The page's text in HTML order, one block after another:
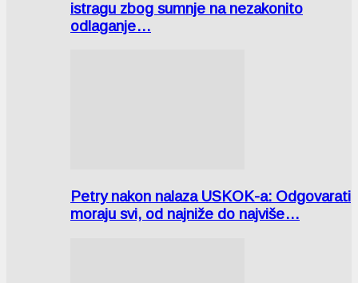
istragu zbog sumnje na nezakonito
odlaganje…
Petry nakon nalaza USKOK-a: Odgovarati
moraju svi, od najniže do najviše…